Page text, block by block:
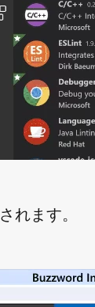
れます。